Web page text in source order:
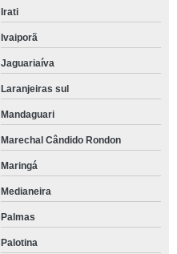
Irati
Ivaiporã
Jaguariaíva
Laranjeiras sul
Mandaguari
Marechal Cândido Rondon
Maringá
Medianeira
Palmas
Palotina